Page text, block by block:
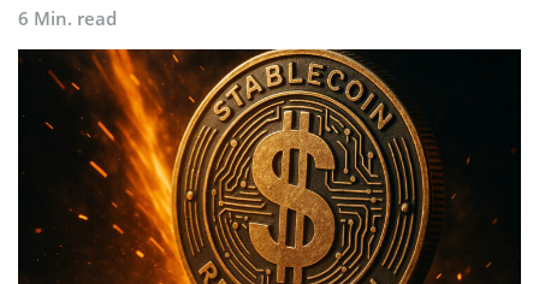
6 Min. read